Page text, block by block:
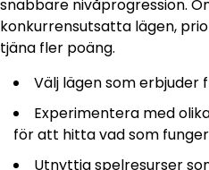
snabbare nivåprogression.
konkurrensutsatta lägen,
tjäna fler poäng.
Välj lägen som erbjuder
Experimentera med
för att hitta vad som
Utnyttja spelresurser